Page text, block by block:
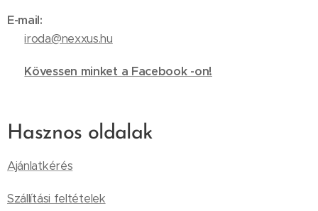
E-mail:
✉️iroda@nexxus.hu
Kövessen minket a Facebook -on!
Hasznos oldalak
Ajánlatkérés
Szállítási feltételek